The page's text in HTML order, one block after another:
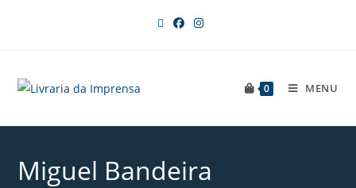
0 MENU
Miguel Bandeira